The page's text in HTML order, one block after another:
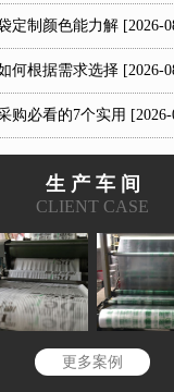
定制颜色能力解 [2026-
何根据需求选择 [2026-
购必看的7个实用 [2026-
生 产 车 间
CLIENT CASE
更多案例